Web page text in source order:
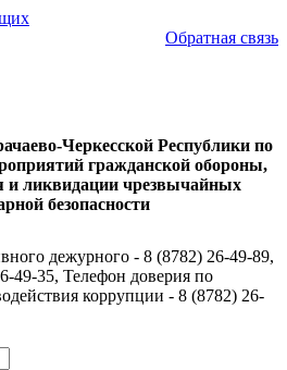
Обратная связь
Черкесской Республики по
гражданской обороны,
и ликвидации чрезвычайных
безопасности
дежурного - 8 (8782) 26-49-89,
49-35, Телефон доверия по
коррупции - 8 (8782) 26-